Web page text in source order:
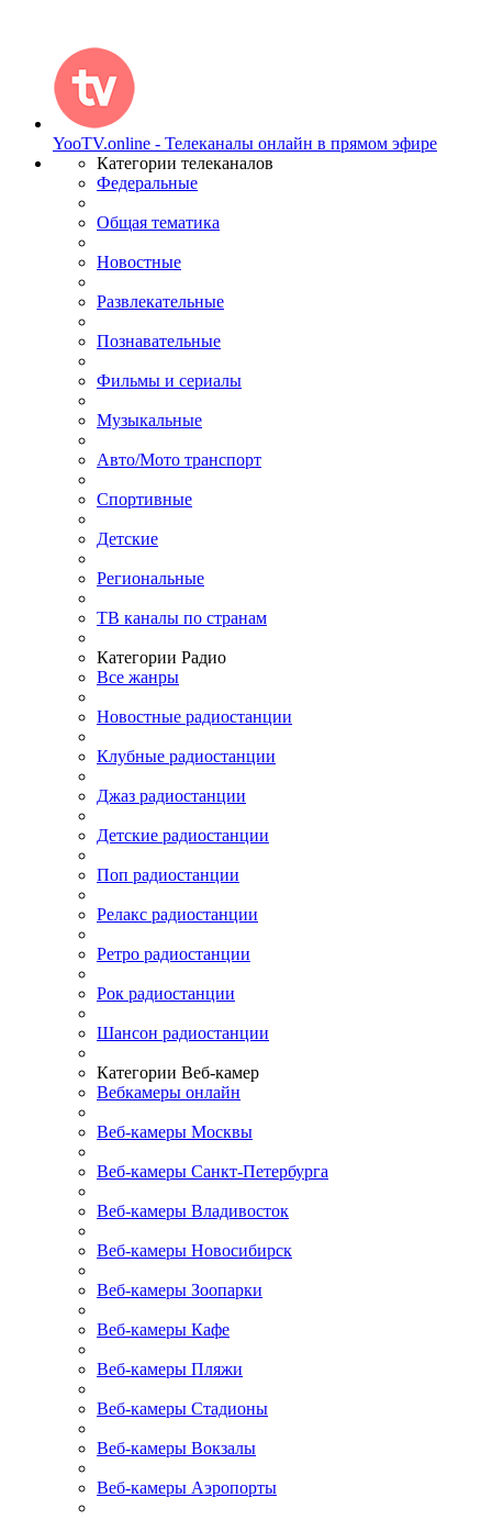
YooTV.online - Телеканалы онлайн в прямом эфире
Категории телеканалов
Федеральные
Общая тематика
Новостные
Развлекательные
Познавательные
Фильмы и сериалы
Музыкальные
Авто/Мото транспорт
Спортивные
Детские
Региональные
ТВ каналы по странам
Категории Радио
Все жанры
Новостные радиостанции
Клубные радиостанции
Джаз радиостанции
Детские радиостанции
Поп радиостанции
Релакс радиостанции
Ретро радиостанции
Рок радиостанции
Шансон радиостанции
Категории Веб-камер
Вебкамеры онлайн
Веб-камеры Москвы
Веб-камеры Санкт-Петербурга
Веб-камеры Владивосток
Веб-камеры Новосибирск
Веб-камеры Зоопарки
Веб-камеры Кафе
Веб-камеры Пляжи
Веб-камеры Стадионы
Веб-камеры Вокзалы
Веб-камеры Аэропорты